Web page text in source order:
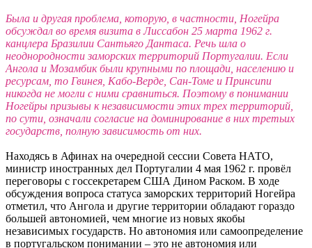
Была и другая проблема, которую, в частности, Ногейра
обсуждал во время визита в Лиссабон 25 марта 1962 г.
канцлера Бразилии Сантьяго Дантаса. Речь шла о
неоднородности заморских территорий Португалии. Если
Ангола и Мозамбик были крупными по площади, населению и
ресурсам, то Гвинея, Кабо-Верде, Сан-Томе и Принсипи
никогда не могли с ними сравниться. Поэтому в понимании
Ногейры призывы к независимости этих трех территорий,
по сути, означали согласие на доминирование в них третьих
государств, полную зависимость от них.
Находясь в Афинах на очередной сессии Совета НАТО,
министр иностранных дел Португалии 4 мая 1962 г. провёл
переговоры с госсекретарем США Дином Раском. В ходе
обсуждения вопроса статуса заморских территорий Ногейра
отметил, что Ангола и другие территории обладают гораздо
большей автономией, чем многие из новых якобы
независимых государств. Но автономия или самоопределение
в португальском понимании – это не автономия или